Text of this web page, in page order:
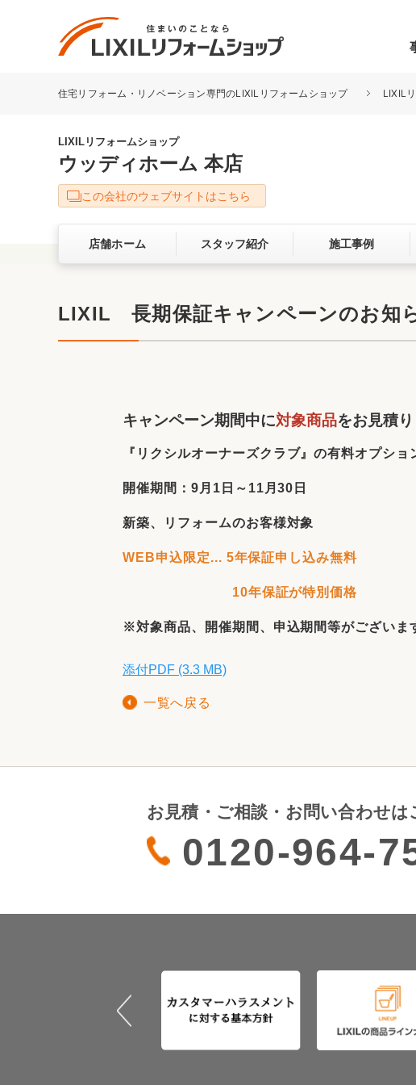
リフォーム事例を探す
キッチン
洗面化粧室 トイレ
ベランダ・バルコニー ガーデンスペース
お客さまの声 3Dシ
LIXILリフォームショップについて
サービス向上・品質改善の取り組み
リフォームコンシェルジュ®
中古物件探しから性能向上リフォームをワン
住宅リフォーム・リノベーション専門のLIXILリフォームショップ LIXIL
LIXILリフォームショップ
ウッディホーム 本店
この会社のウェブサイトはこちら
店舗ホーム スタッフ紹介 施工事例
LIXIL 長期保証キャンペーンのお知
キャンペーン期間中に対象商品をお見積
『リクシルオーナーズクラブ』の有料オプシ
開催期間：9月1日～11月30日
新築、リフォームのお客様対象
WEB申込限定... 5年保証申し込み無料
10年保証が特別価格
※対象商品、開催期間、申込期間等がございま
添付PDF (3.3 MB)
一覧へ戻る
お見積・ご相談・お問い合わせは
0120-964-